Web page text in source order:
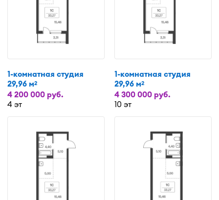
1-комнатная студия
29,96 м2
4 200 000 руб.
4 эт
1-комнатная студия
29,96 м2
4 300 000 руб.
10 эт